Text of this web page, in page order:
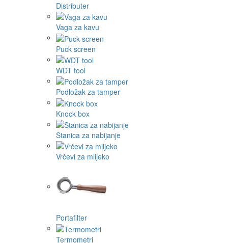
Distributer
Vaga za kavu
Puck screen
WDT tool
Podložak za tamper
Knock box
Stanica za nabijanje
Vrčevi za mlijeko
Portafilter
Termometri